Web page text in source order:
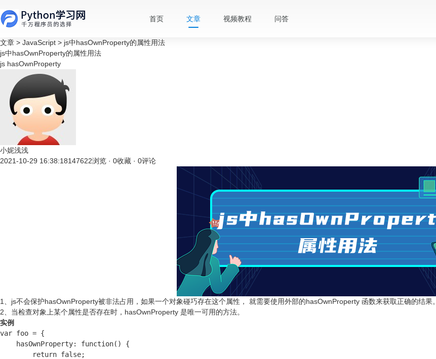
首页 文章 视频教程 问答
文章 > JavaScript > js中hasOwnProperty的属性用法
js中hasOwnProperty的属性用法
js hasOwnProperty
小妮浅浅
2021-10-29 16:38:18147622浏览 · 0收藏 · 0评论
1、js不会保护hasOwnProperty被非法占用，如果一个对象碰巧存在这个属性， 就需要使用外部的hasOwnProperty 函数来获取正确的结果。
2、当检查对象上某个属性是否存在时，hasOwnProperty 是唯一可用的方法。
实例
var foo = {
hasOwnProperty: function() {
return false;